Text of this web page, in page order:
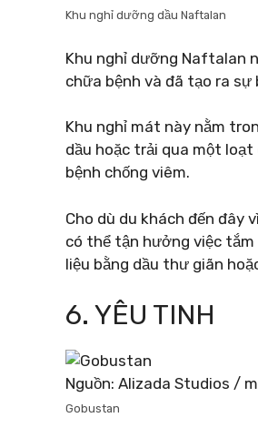
Khu nghỉ dưỡng dầu Naftalan
Khu nghỉ dưỡng Naftalan
chữa bệnh và đã tạo ra
Khu nghỉ mát này nằm
dầu hoặc trải qua một
bệnh chống viêm.
Cho dù du khách đến đây
có thể tận hưởng việc
liệu bằng dầu thư giãn
6. YÊU TINH
Nguồn: Alizada Studios /
Gobustan